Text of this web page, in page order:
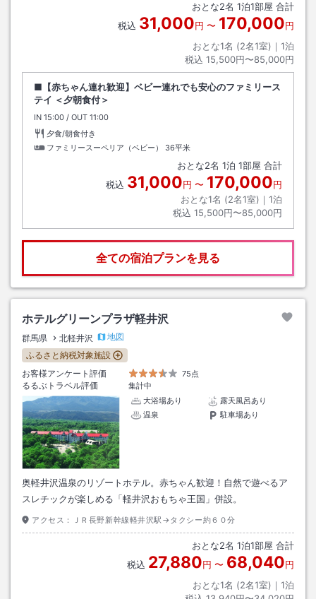
おとな2名 1泊1部屋 合計
税込 31,000円 〜 170,000円
おとな1名 (2名1室)｜ 1泊
税込 15,500円〜85,000円
■【赤ちゃん連れ歓迎】ベビー連れでも安心のファミリース
テイ ＜夕朝食付＞
IN チェックイン
15:00 / OUT チェックアウト
11:00
夕食/朝食付き
ファミリースーペリア（ベビー）
36平米
おとな2名 1泊 1部屋 合計
税込 31,000円 〜 170,000円
おとな1名 (2名1室)｜ 1泊
税込 15,500円〜85,000円
全ての宿泊プランを見る
ホテルグリーンプラザ軽井沢
群馬県 北軽井沢
地図
ふるさと納税対象施設
お客様アンケート評価
75点
るるぶトラベル評価
集計中
大浴場あり
露天風呂あり
温泉
駐車場あり
奥軽井沢温泉のリゾートホテル。赤ちゃん歓迎！自然で遊べるア
スレチックが楽しめる「軽井沢おもちゃ王国」併設。
アクセス： ＪＲ長野新幹線軽井沢駅→タクシー約６０分
おとな2名 1泊1部屋 合計
税込 27,880円 〜 68,040円
おとな1名 (2名1室)｜ 1泊